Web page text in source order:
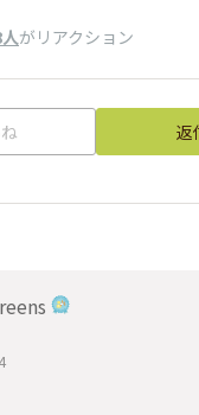
がリアクション
返